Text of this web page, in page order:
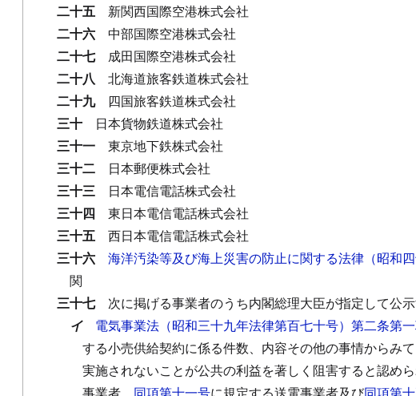
二十五 新関西国際空港株式会社
二十六 中部国際空港株式会社
二十七 成田国際空港株式会社
二十八 北海道旅客鉄道株式会社
二十九 四国旅客鉄道株式会社
三十 日本貨物鉄道株式会社
三十一 東京地下鉄株式会社
三十二 日本郵便株式会社
三十三 日本電信電話株式会社
三十四 東日本電信電話株式会社
三十五 西日本電信電話株式会社
三十六 海洋汚染等及び海上災害の防止に関する法律（昭和
関
三十七 次に掲げる事業者のうち内閣総理大臣が指定して公
イ 電気事業法（昭和三十九年法律第百七十号）第二条第
する小売供給契約に係る件数、内容その他の事情からみ
実施されないことが公共の利益を著しく阻害すると認めら